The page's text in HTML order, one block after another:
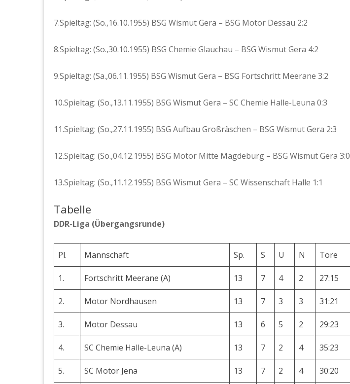
7.Spieltag: (So.,16.10.1955) BSG Wismut Gera – BSG Motor Dessau 2:2
8.Spieltag: (So.,30.10.1955) BSG Chemie Glauchau – BSG Wismut Gera 4:2
9.Spieltag: (Sa.,06.11.1955) BSG Wismut Gera – BSG Fortschritt Meerane 3:2
10.Spieltag: (So.,13.11.1955) BSG Wismut Gera – SC Chemie Halle-Leuna 0:3
11.Spieltag: (So.,27.11.1955) BSG Aufbau Großräschen – BSG Wismut Gera 2:3
12.Spieltag: (So.,04.12.1955) BSG Motor Mitte Magdeburg – BSG Wismut Gera 3:0
13.Spieltag: (So.,11.12.1955) BSG Wismut Gera – SC Wissenschaft Halle 1:1
Tabelle
DDR-Liga (Übergangsrunde)
Pl. Mannschaft Sp. S U N Tore
1. Fortschritt Meerane (A) 13 7 4 2 27:15
2. Motor Nordhausen 13 7 3 3 31:21
3. Motor Dessau 13 6 5 2 29:23
4. SC Chemie Halle-Leuna (A) 13 7 2 4 35:23
5. SC Motor Jena 13 7 2 4 30:20